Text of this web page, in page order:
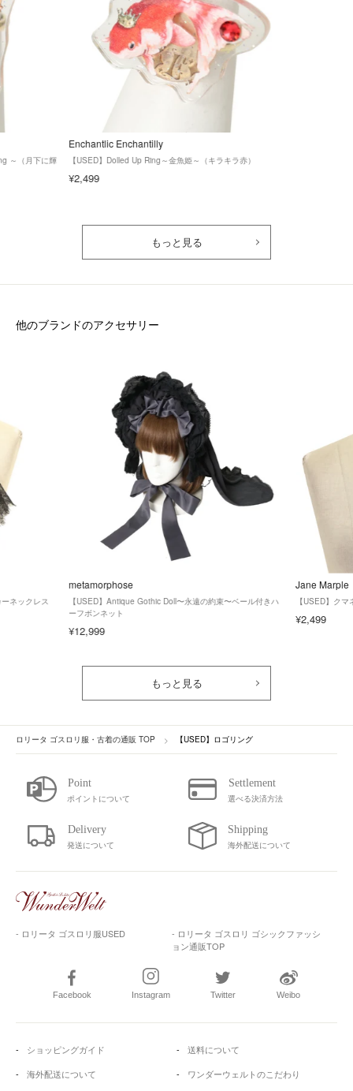
～（月下に輝
Enchantlic Enchantilly
【USED】Dolled Up Ring～金魚姫～（キラキラ赤）
¥2,499
もっと見る
他のブランドのアクセサリー
ネックレス
metamorphose
【USED】Antique Gothic Doll〜永遠の約束〜ベール付きハ
ーフボンネット
¥12,999
Jane Marple
【USED】ク
¥2,499
もっと見る
ロリータ ゴスロリ服・古着の通販 TOP 【USED】ロゴリング
ポイントについて 選べる決済方法
発送について 海外配送について
- ロリータ ゴスロリ服USED
- ロリータ ゴスロリ ゴシックファッシ
ョン通販TOP
Facebook Instagram Twitter Weibo
ショッピングガイド
送料について
海外配送について
ワンダーウェルトのこだわり